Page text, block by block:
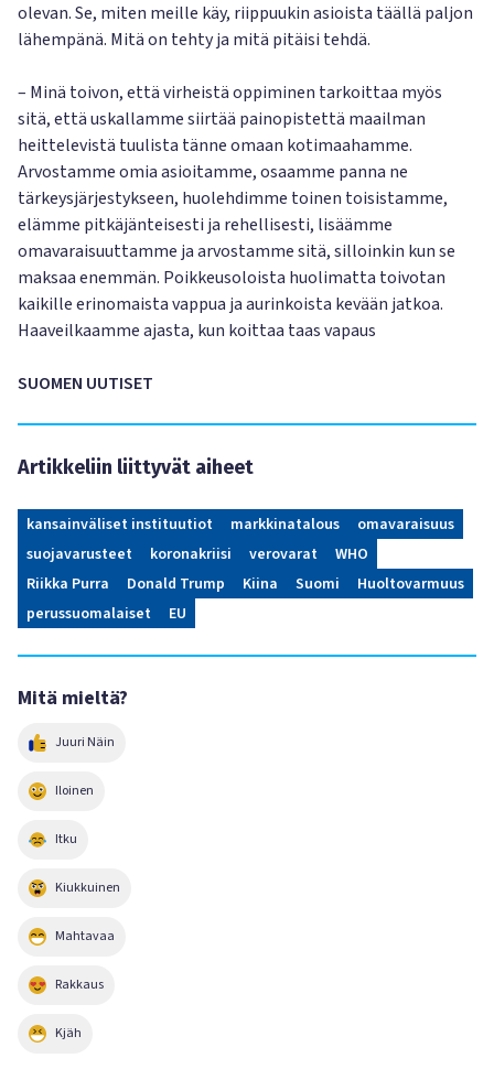
olevan. Se, miten meille käy, riippuukin asioista täällä paljon
lähempänä. Mitä on tehty ja mitä pitäisi tehdä.
– Minä toivon, että virheistä oppiminen tarkoittaa myös
sitä, että uskallamme siirtää painopistettä maailman
heittelevistä tuulista tänne omaan kotimaahamme.
Arvostamme omia asioitamme, osaamme panna ne
tärkeysjärjestykseen, huolehdimme toinen toisistamme,
elämme pitkäjänteisesti ja rehellisesti, lisäämme
omavaraisuuttamme ja arvostamme sitä, silloinkin kun se
maksaa enemmän. Poikkeusoloista huolimatta toivotan
kaikille erinomaista vappua ja aurinkoista kevään jatkoa.
Haaveilkaamme ajasta, kun koittaa taas vapaus
SUOMEN UUTISET
Artikkeliin liittyvät aiheet
kansainväliset instituutiot markkinatalous
omavaraisuus
suojavarusteet
koronakriisi verovarat
WHO
Riikka Purra
Donald Trump Kiina Suomi
Huoltovarmuus
perussuomalaiset
EU
Mitä mieltä?
Juuri Näin
Iloinen
Itku
Kiukkuinen
Mahtavaa
Rakkaus
Kjäh